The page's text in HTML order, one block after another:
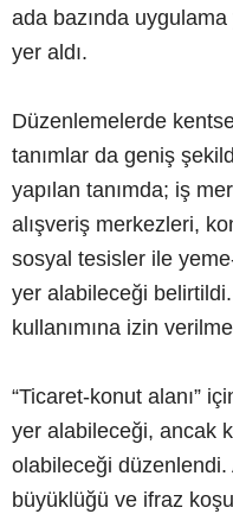
ada bazında uygulama
yer aldı.
Düzenlemelerde
tanımlar da geniş
yapılan tanımda; iş
alışveriş merkezleri,
sosyal tesisler ile
yer alabileceği
kullanımına izin
“Ticaret-konut alanı”
yer alabileceği, ancak
olabileceği düzenlendi.
büyüklüğü ve ifraz